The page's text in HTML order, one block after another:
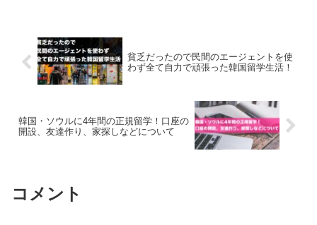
貧乏だったので民間のエージェントを使
わず全て自力で頑張った韓国留学生活！
韓国・ソウルに4年間の正規留学！口座の
開設、友達作り、家探しなどについて
コメント